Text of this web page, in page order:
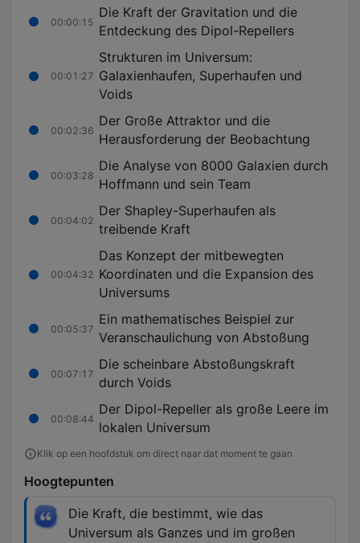
00:00:15
Die Kraft der Gravitation und die
Entdeckung des Dipol-Repellers
00:01:27
Strukturen im Universum:
Galaxienhaufen, Superhaufen und
Voids
00:02:36
Der Große Attraktor und die
Herausforderung der Beobachtung
00:03:28
Die Analyse von 8000 Galaxien durch
Hoffmann und sein Team
00:04:02
Der Shapley-Superhaufen als
treibende Kraft
00:04:32
Das Konzept der mitbewegten
Koordinaten und die Expansion des
Universums
00:05:37
Ein mathematisches Beispiel zur
Veranschaulichung von Abstoßung
00:07:17
Die scheinbare Abstoßungskraft
durch Voids
00:08:44
Der Dipol-Repeller als große Leere im
lokalen Universum
Klik op een hoofdstuk om direct naar dat moment te gaan
Hoogtepunten
Die Kraft, die bestimmt, wie das
Universum als Ganzes und im großen